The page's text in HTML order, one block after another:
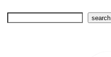
search